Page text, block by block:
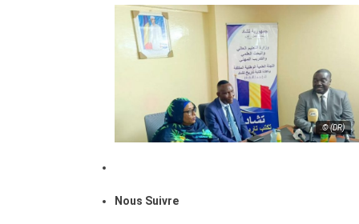
© (DR)
Nous Suivre